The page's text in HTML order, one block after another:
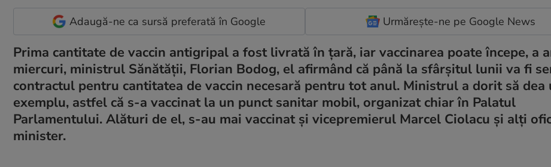
Adaugă-ne ca sursă preferată în Google Urmărește-ne pe Google News
Prima cantitate de vaccin antigripal a fost livrată în ţară, iar vaccinarea poate începe, a
miercuri, ministrul Sănătății, Florian Bodog, el afirmând că până la sfârşitul lunii va fi
contractul pentru cantitatea de vaccin necesară pentru tot anul. Ministrul a dorit să dea
exemplu, astfel că s-a vaccinat la un punct sanitar mobil, organizat chiar în Palatul
Parlamentului. Alături de el, s-au mai vaccinat și vicepremierul Marcel Ciolacu și alți
minister.